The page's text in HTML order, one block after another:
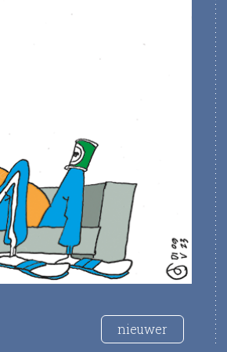
nieuwer